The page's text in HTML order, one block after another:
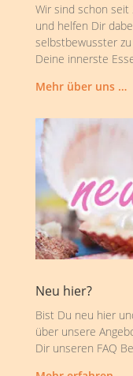
Wir sind schon seit
und helfen Dir
selbstbewusster
Deine innerste
Mehr über uns …
Neu hier?
Bist Du neu hier
über unsere
Dir unseren FAQ